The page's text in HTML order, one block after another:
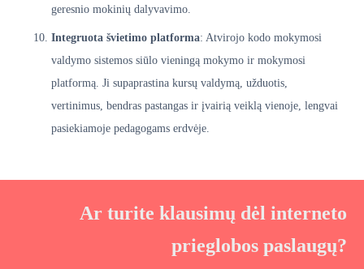
geresnio mokinių dalyvavimo.
Integruota švietimo platforma: Atvirojo kodo mokymosi
valdymo sistemos siūlo vieningą mokymo ir mokymosi
platformą. Ji supaprastina kursų valdymą, užduotis,
vertinimus, bendras pastangas ir įvairią veiklą vienoje, lengvai
pasiekiamoje pedagogams erdvėje.
Ar turite klausimų dėl interneto
prieglobos paslaugų?